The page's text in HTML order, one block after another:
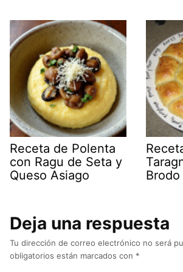
Receta de Polenta
con Ragu de Seta y
Queso Asiago
Brodo
Deja una respuesta
Tu dirección de correo electrónico no será
obligatorios están marcados con *